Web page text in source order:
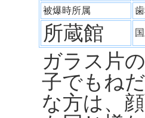
被爆時所属
所蔵館
ガラス片
子でもね
な方は、